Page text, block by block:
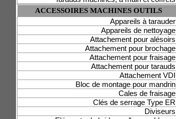
ACCESSOIRES MACHINES OUTILS
Appareils à tarauder
Appareils de nettoyage
Attachement pour alésoirs
Attachement pour brochage
Attachement pour fraisage
Attachement pour tarauds
Attachement VDI
Bloc de montage pour mandrin
Cales de fraisage
Clés de serrage Type ER
Diviseurs